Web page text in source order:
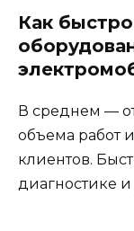
Как
В среднем — от
объема работ
клиентов.
диагностике